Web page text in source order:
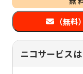
（無
ニコサービス